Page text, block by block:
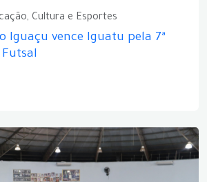
Cultura e Esportes
Iguaçu vence Iguatu pela 7ª
Futsal